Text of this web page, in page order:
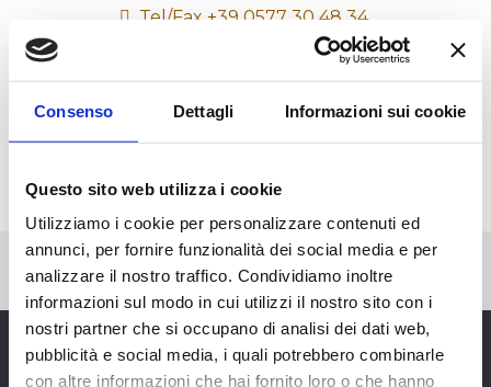
Consenso Dettagli Informazioni sui cookie
Questo sito web utilizza i cookie
Utilizziamo i cookie per personalizzare contenuti ed
annunci, per fornire funzionalità dei social media e per
analizzare il nostro traffico. Condividiamo inoltre
informazioni sul modo in cui utilizzi il nostro sito con i
nostri partner che si occupano di analisi dei dati web,
pubblicità e social media, i quali potrebbero combinarle
con altre informazioni che hai fornito loro o che hanno
Tel/Fax +39 0577 30 48 34
info@monteriggionimedievale.com
BANQUET AT THE CASTLE July 9
Program 10 – 11 – 12 July
Buy Tickets
Monteriggioni A.D. 1213 s.r.l. –Via Cassia Nord, 150